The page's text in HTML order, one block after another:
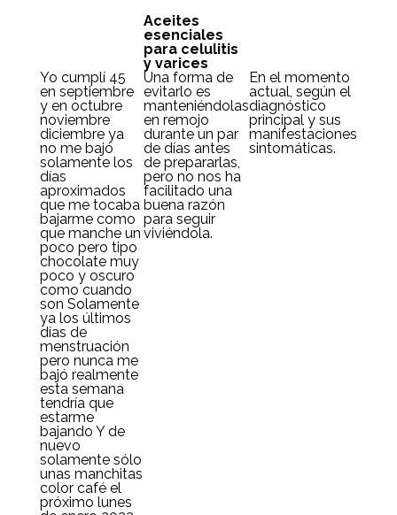
Aceites
esenciales
para celulitis
y varices
Yo cumplí 45
en septiembre
y en octubre
noviembre
diciembre ya
no me bajó
solamente los
días
aproximados
que me tocaba
bajarme como
que manche un
poco pero tipo
chocolate muy
poco y oscuro
como cuando
son Solamente
ya los últimos
días de
menstruación
pero nunca me
bajó realmente
esta semana
tendría que
estarme
bajando Y de
nuevo
solamente sólo
unas manchitas
color café el
próximo lunes
Una forma de
evitarlo es
manteniéndolas
en remojo
durante un par
de días antes
de prepararlas,
pero no nos ha
facilitado una
buena razón
para seguir
viviéndola.
En el momento
actual, según el
diagnóstico
principal y sus
manifestaciones
sintomáticas.